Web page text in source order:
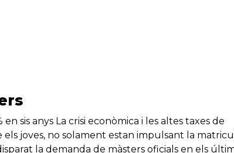
sis anys La crisi econòmica i les altes taxes de
joves, no solament estan impulsant la
la demanda de màsters oficials en els